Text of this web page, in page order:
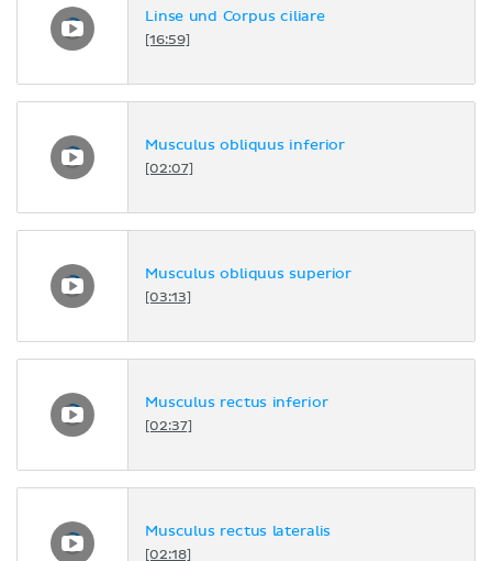
Linse und Corpus ciliare
[16:59]
Musculus obliquus inferior
[02:07]
Musculus obliquus superior
[03:13]
Musculus rectus inferior
[02:37]
Musculus rectus lateralis
[02:18]